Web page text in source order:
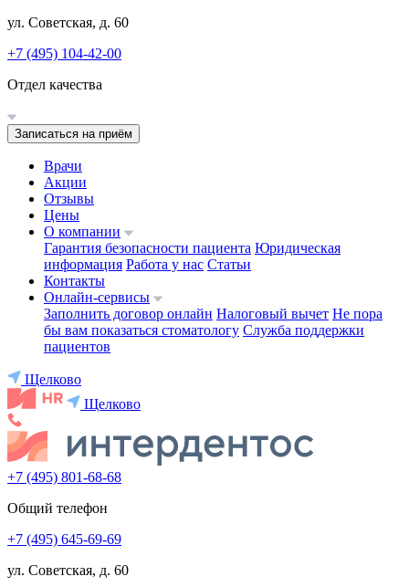
ул. Советская, д. 60
+7 (495) 104-42-00
Отдел качества
Записаться на приём
Врачи
Акции
Отзывы
Цены
О компании
Гарантия безопасности пациента Юридическая
информация Работа у нас Статьи
Контакты
Онлайн-сервисы
Заполнить договор онлайн Налоговый вычет Не пора
бы вам показаться стоматологу Служба поддержки
пациентов
Щелково
Щелково
+7 (495) 801-68-68
Общий телефон
+7 (495) 645-69-69
ул. Советская, д. 60